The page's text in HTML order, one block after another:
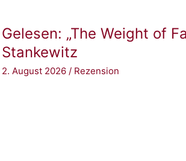
Dilan
Dyer
Gelesen: „The Weight of
Stankewitz
2. August 2026/ Rezension